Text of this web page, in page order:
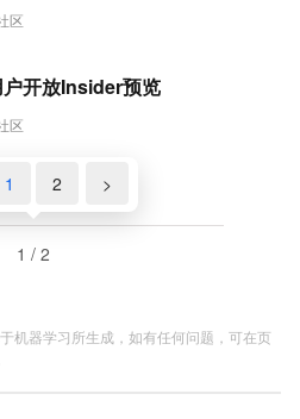
区
区
开放Insider预览
1 2 >
1 / 2
机器学习所生成，如有任何问题，可在页